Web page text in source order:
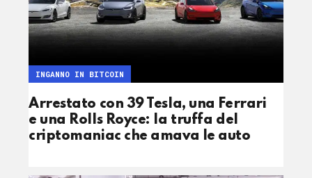
Arrestato con 39 Tesla, una Ferrari
e una Rolls Royce: la truffa del
criptomaniac che amava le auto
INGANNO IN BITCOIN